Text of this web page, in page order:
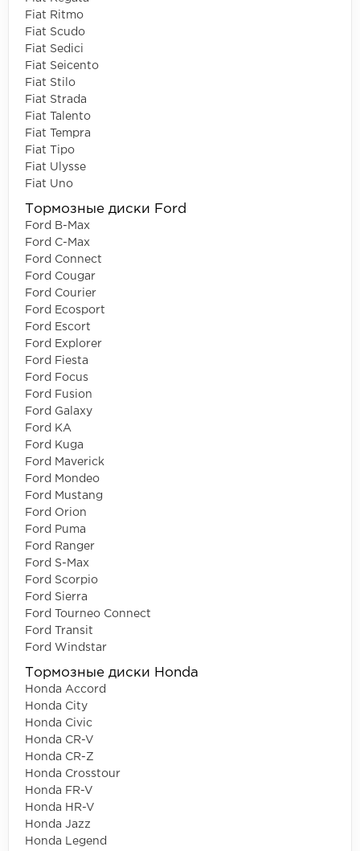
Fiat Ritmo
Fiat Scudo
Fiat Sedici
Fiat Seicento
Fiat Stilo
Fiat Strada
Fiat Talento
Fiat Tempra
Fiat Tipo
Fiat Ulysse
Fiat Uno
Тормозные диски Ford
Ford B-Max
Ford C-Max
Ford Connect
Ford Cougar
Ford Courier
Ford Ecosport
Ford Escort
Ford Explorer
Ford Fiesta
Ford Focus
Ford Fusion
Ford Galaxy
Ford KA
Ford Kuga
Ford Maverick
Ford Mondeo
Ford Mustang
Ford Orion
Ford Puma
Ford Ranger
Ford S-Max
Ford Scorpio
Ford Sierra
Ford Tourneo Connect
Ford Transit
Ford Windstar
Тормозные диски Honda
Honda Accord
Honda City
Honda Civic
Honda CR-V
Honda CR-Z
Honda Crosstour
Honda FR-V
Honda HR-V
Honda Jazz
Honda Legend